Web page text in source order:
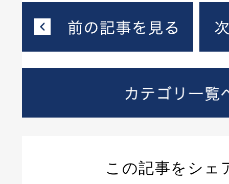
この記事をシェ